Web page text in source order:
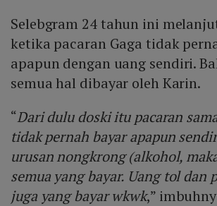
Selebgram 24 tahun ini
ketika pacaran Gaga tidak
apapun dengan uang sendiri.
semua hal dibayar oleh Karin.
“Dari dulu doski itu pacaran
tidak pernah bayar apapun
urusan nongkrong (alkohol,
semua yang bayar. Uang tol dan
juga yang bayar wkwk,”